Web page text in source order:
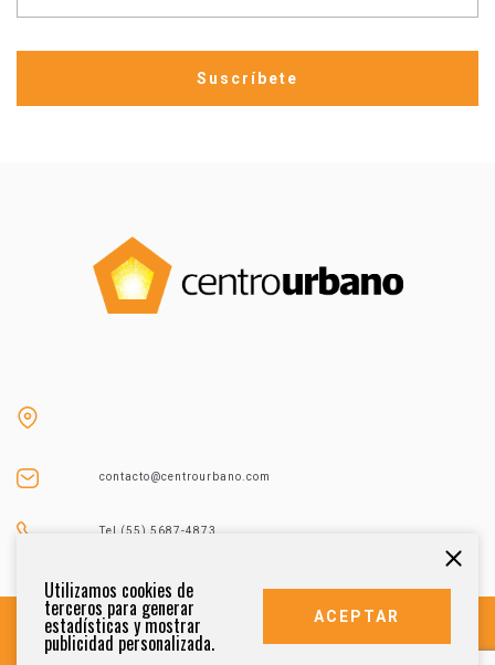
contacto@centrourbano.com
Tel (55) 5687-4873
Utilizamos cookies de
terceros para generar
estadísticas y mostrar
publicidad personalizada.
ACEPTAR